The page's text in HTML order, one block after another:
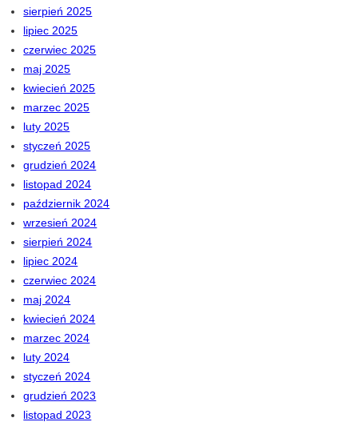
sierpień 2025
lipiec 2025
czerwiec 2025
maj 2025
kwiecień 2025
marzec 2025
luty 2025
styczeń 2025
grudzień 2024
listopad 2024
październik 2024
wrzesień 2024
sierpień 2024
lipiec 2024
czerwiec 2024
maj 2024
kwiecień 2024
marzec 2024
luty 2024
styczeń 2024
grudzień 2023
listopad 2023